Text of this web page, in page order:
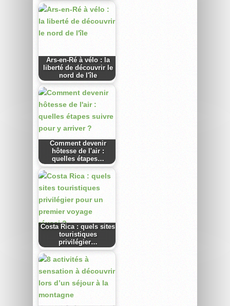
Ars-en-Ré à vélo : la
liberté de découvrir le
nord de l'île
Comment devenir
hôtesse de l'air :
quelles étapes…
Costa Rica : quels sites
touristiques
privilégier…